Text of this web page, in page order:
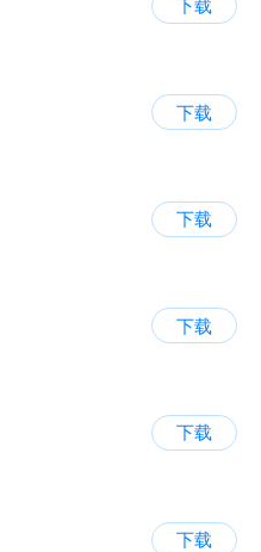
下载
下载
下载
下载
下载
下载